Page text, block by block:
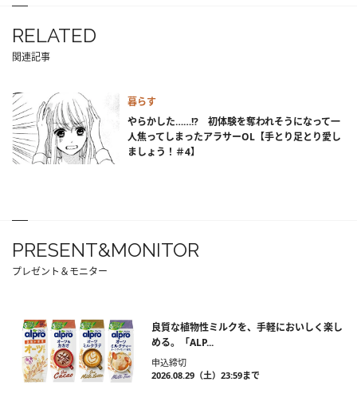
RELATED
関連記事
暮らす
やらかした……!? 初体験を奪われそうになって一
人焦ってしまったアラサーOL【手とり足とり愛し
ましょう！＃4】
PRESENT&MONITOR
プレゼント＆モニター
良質な植物性ミルクを、手軽においしく楽し
める。「ALP...
申込締切
2026.08.29（土）23:59まで